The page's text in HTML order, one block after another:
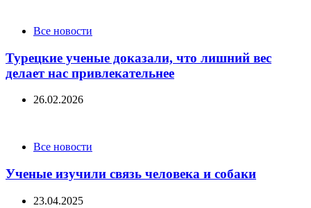
CategoriesВсе новости
Турецкие ученые доказали, что лишний вес
делает нас привлекательнее
26.02.2026
CategoriesВсе новости
Ученые изучили связь человека и собаки
23.04.2025